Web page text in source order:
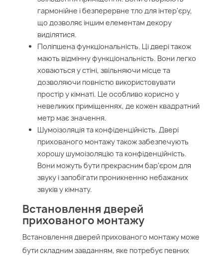
гармонійне і безперервне тло для інтер'єру,
що дозволяє іншим елементам декору
виділятися.
Поліпшена функціональність. Ці двері також
мають відмінну функціональність. Вони легко
ховаються у стіні, звільняючи місце та
дозволяючи повністю використовувати
простір у кімнаті. Це особливо корисно у
невеликих приміщеннях, де кожен квадратний
метр має значення.
Шумоізоляція та конфіденційність. Двері
прихованого монтажу також забезпечують
хорошу шумоізоляцію та конфіденційність.
Вони можуть бути прекрасним бар'єром для
звуку і запобігати проникненню небажаних
звуків у кімнату.
Встановлення дверей
прихованого монтажу
Встановлення дверей прихованого монтажу може
бути складним завданням, яке потребує певних